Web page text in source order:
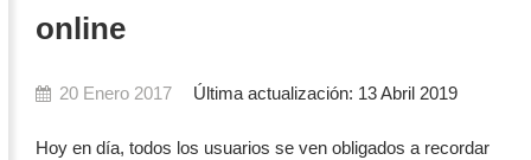
online
20 Enero 2017 Última actualización: 13 Abril 2019
Hoy en día, todos los usuarios se ven obligados a recordar